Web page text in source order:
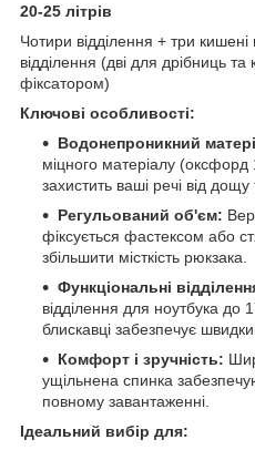
20-25 літрів
Чотири відділення + три кишені
відділення (дві для дрібниць
фіксатором)
Ключові особливості:
Водонепроникний
міцного матеріалу
захистить ваші речі від дощу
Регульований об'єм:
фіксується фастексом або
збільшити місткість рюкзака.
Функціональні
відділення для ноутбука до
блискавці забезпечує
Комфорт і зручність:
ущільнена спинка
повному завантаженні.
Ідеальний вибір для: